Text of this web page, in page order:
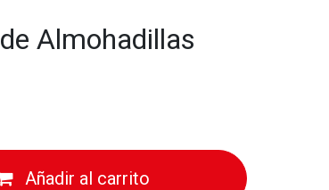
Almohadillas
Añadir al carrito